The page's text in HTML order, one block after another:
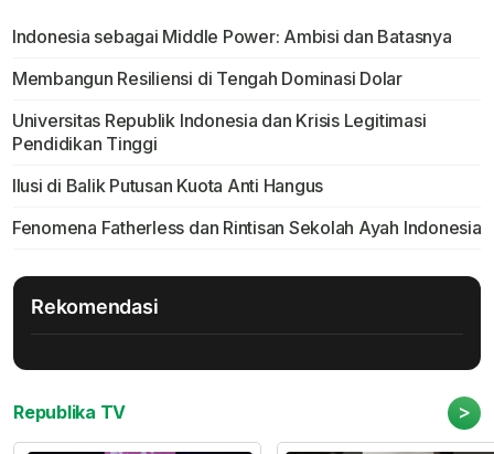
Indonesia sebagai Middle Power: Ambisi dan Batasnya
Membangun Resiliensi di Tengah Dominasi Dolar
Universitas Republik Indonesia dan Krisis Legitimasi
Pendidikan Tinggi
Ilusi di Balik Putusan Kuota Anti Hangus
Fenomena Fatherless dan Rintisan Sekolah Ayah Indonesia
Rekomendasi
Republika TV >